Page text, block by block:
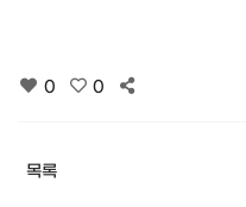
0 0
목록